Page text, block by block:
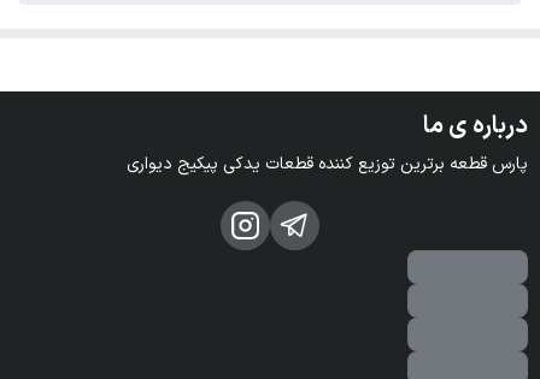
درباره ی ما
پارس قطعه برترین توزیع کننده قطعات یدکی پیکیج دیواری